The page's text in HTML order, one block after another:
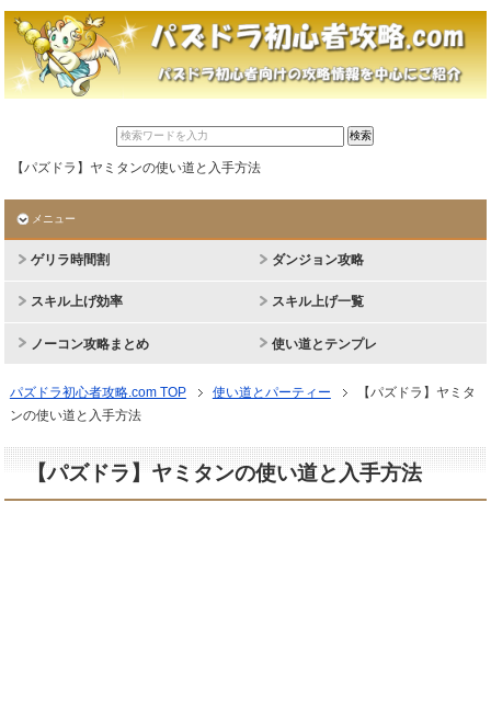
【パズドラ】ヤミタンの使い道と入手方法
メニュー
ゲリラ時間割 ダンジョン攻略
スキル上げ効率 スキル上げ一覧
ノーコン攻略まとめ 使い道とテンプレ
パズドラ初心者攻略.com TOP 使い道とパーティー
【パズドラ】ヤミタ
ンの使い道と入手方法
【パズドラ】ヤミタンの使い道と入手方法